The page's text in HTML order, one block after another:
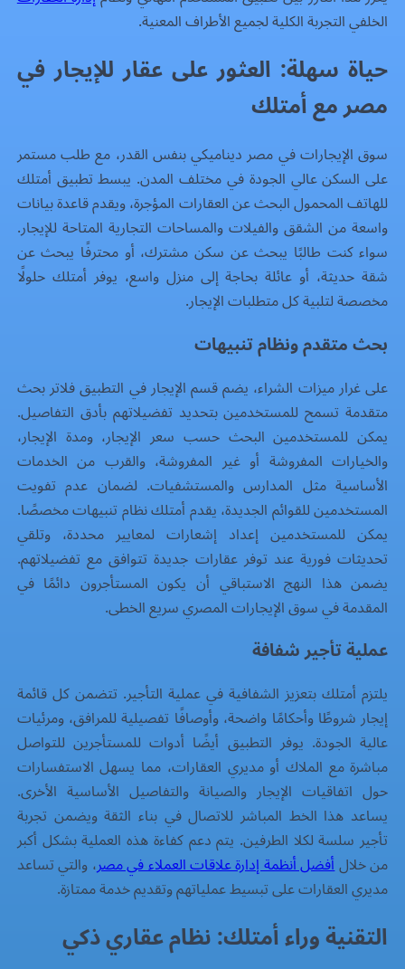
الخلفي التجربة الكلية لجميع الأطراف المعنية.
حياة سهلة: العثور على عقار للإيجار في
مصر مع أمتلك
سوق الإيجارات في مصر ديناميكي بنفس القدر، مع طلب مستمر
على السكن عالي الجودة في مختلف المدن. يبسط تطبيق أمتلك
للهاتف المحمول البحث عن العقارات المؤجرة، ويقدم قاعدة بيانات
واسعة من الشقق والفيلات والمساحات التجارية المتاحة للإيجار.
سواء كنت طالبًا يبحث عن سكن مشترك، أو محترفًا يبحث عن
شقة حديثة، أو عائلة بحاجة إلى منزل واسع، يوفر أمتلك حلولًا
مخصصة لتلبية كل متطلبات الإيجار.
بحث متقدم ونظام تنبيهات
على غرار ميزات الشراء، يضم قسم الإيجار في التطبيق فلاتر بحث
متقدمة تسمح للمستخدمين بتحديد تفضيلاتهم بأدق التفاصيل.
يمكن للمستخدمين البحث حسب سعر الإيجار، ومدة الإيجار،
والخيارات المفروشة أو غير المفروشة، والقرب من الخدمات
الأساسية مثل المدارس والمستشفيات. لضمان عدم تفويت
المستخدمين للقوائم الجديدة، يقدم أمتلك نظام تنبيهات مخصصًا.
يمكن للمستخدمين إعداد إشعارات لمعايير محددة، وتلقي
تحديثات فورية عند توفر عقارات جديدة تتوافق مع تفضيلاتهم.
يضمن هذا النهج الاستباقي أن يكون المستأجرون دائمًا في
المقدمة في سوق الإيجارات المصري سريع الخطى.
عملية تأجير شفافة
يلتزم أمتلك بتعزيز الشفافية في عملية التأجير. تتضمن كل قائمة
إيجار شروطًا وأحكامًا واضحة، وأوصافًا تفصيلية للمرافق، ومرئيات
عالية الجودة. يوفر التطبيق أيضًا أدوات للمستأجرين للتواصل
مباشرة مع الملاك أو مديري العقارات، مما يسهل الاستفسارات
حول اتفاقيات الإيجار والصيانة والتفاصيل الأساسية الأخرى.
يساعد هذا الخط المباشر للاتصال في بناء الثقة ويضمن تجربة
تأجير سلسة لكلا الطرفين. يتم دعم كفاءة هذه العملية بشكل أكبر
من خلالأفضل أنظمة إدارة علاقات العملاء في مصر، والتي تساعد
مديري العقارات على تبسيط عملياتهم وتقديم خدمة ممتازة.
التقنية وراء أمتلك: نظام عقاري ذكي